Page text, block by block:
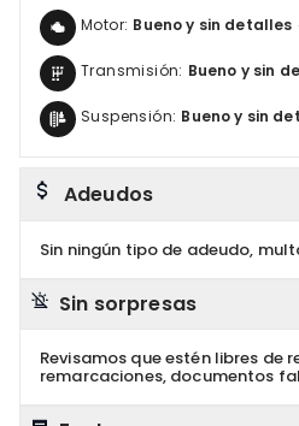
Motor: Bueno y sin detalles
Transmisión: Bueno y sin
Suspensión: Bueno y sin
Adeudos
Sin ningún tipo de adeudo,
Sin sorpresas
Revisamos que estén libres de
remarcaciones, documentos